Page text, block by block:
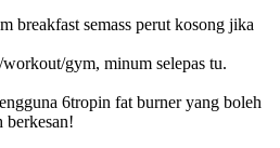
breakfast semass perut kosong jika
gym, minum selepas tu.
6tropin fat burner yang boleh
berkesan!